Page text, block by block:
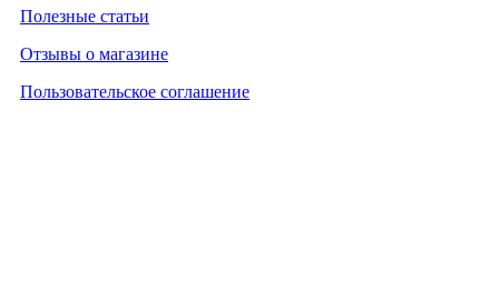
Полезные статьи
Отзывы о магазине
Пользовательское соглашение